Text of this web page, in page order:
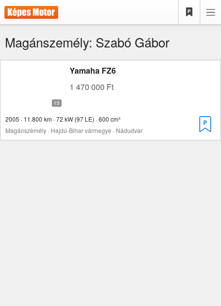
Magánszemély: Szabó Gábor
Yamaha FZ6
1 470 000 Ft
2005 · 11.800 km · 72 kW (97 LE) · 600 cm³
Magánszemély · Hajdú-Bihar vármegye · Nádudvar